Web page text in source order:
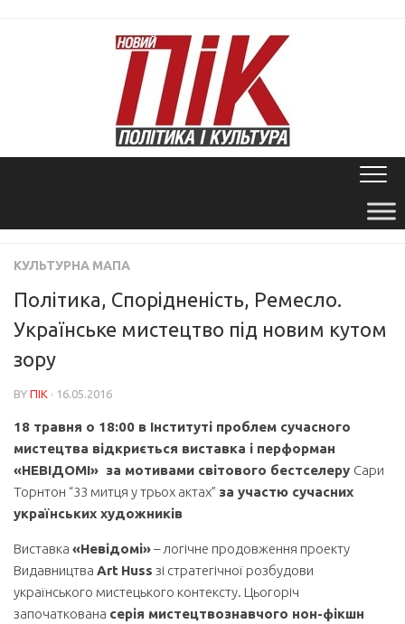
КУЛЬТУРНА МАПА
Політика, Спорідненість, Ремесло.
Українське мистецтво під новим кутом
зору
BY ПІК · 16.05.2016
18 травня о 18:00 в Інституті проблем сучасного
мистецтва відкриється виставка і перформан
«НЕВІДОМІ» за мотивами світового бестселеру Сари
Торнтон “33 митця у трьох актах” за участю сучасних
українських художників
Виставка «Невідомі»– логічне продовження проекту
Видавництва Art Huss зі стратегічної розбудови
українського мистецького контексту. Цьогоріч
започаткована серія мистецтвознавчого нон-фікшн